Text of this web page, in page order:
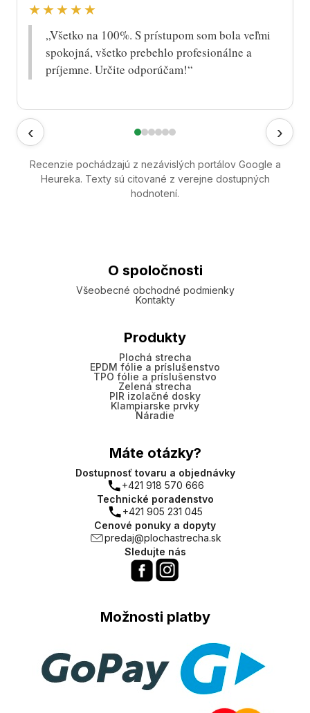
‹
★★★★★
„Všetko na 100%. S prístupom som bola veľmi
spokojná, všetko prebehlo profesionálne a
príjemne. Určite odporúčam!“
›
Recenzie pochádzajú z nezávislých portálov Google a
Heureka. Texty sú citované z verejne dostupných
hodnotení.
O spoločnosti
Všeobecné obchodné podmienky
Kontakty
Produkty
Plochá strecha
EPDM fólie a príslušenstvo
TPO fólie a príslušenstvo
Zelená strecha
PIR izolačné dosky
Klampiarske prvky
Náradie
Máte otázky?
Dostupnosť tovaru a objednávky
+421 918 570 666
Technické poradenstvo
+421 905 231 045
Cenové ponuky a dopyty
predaj@plochastrecha.sk
Sledujte nás
Možnosti platby